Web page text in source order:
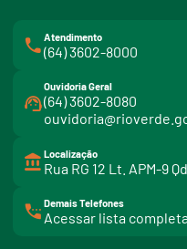
Atendimento
(64) 3602-8000
Ouvidoria Geral
(64) 3602-8080
Localização
Rua RG 12 Lt. APM-9
Demais Telefones
Acessar lista
i